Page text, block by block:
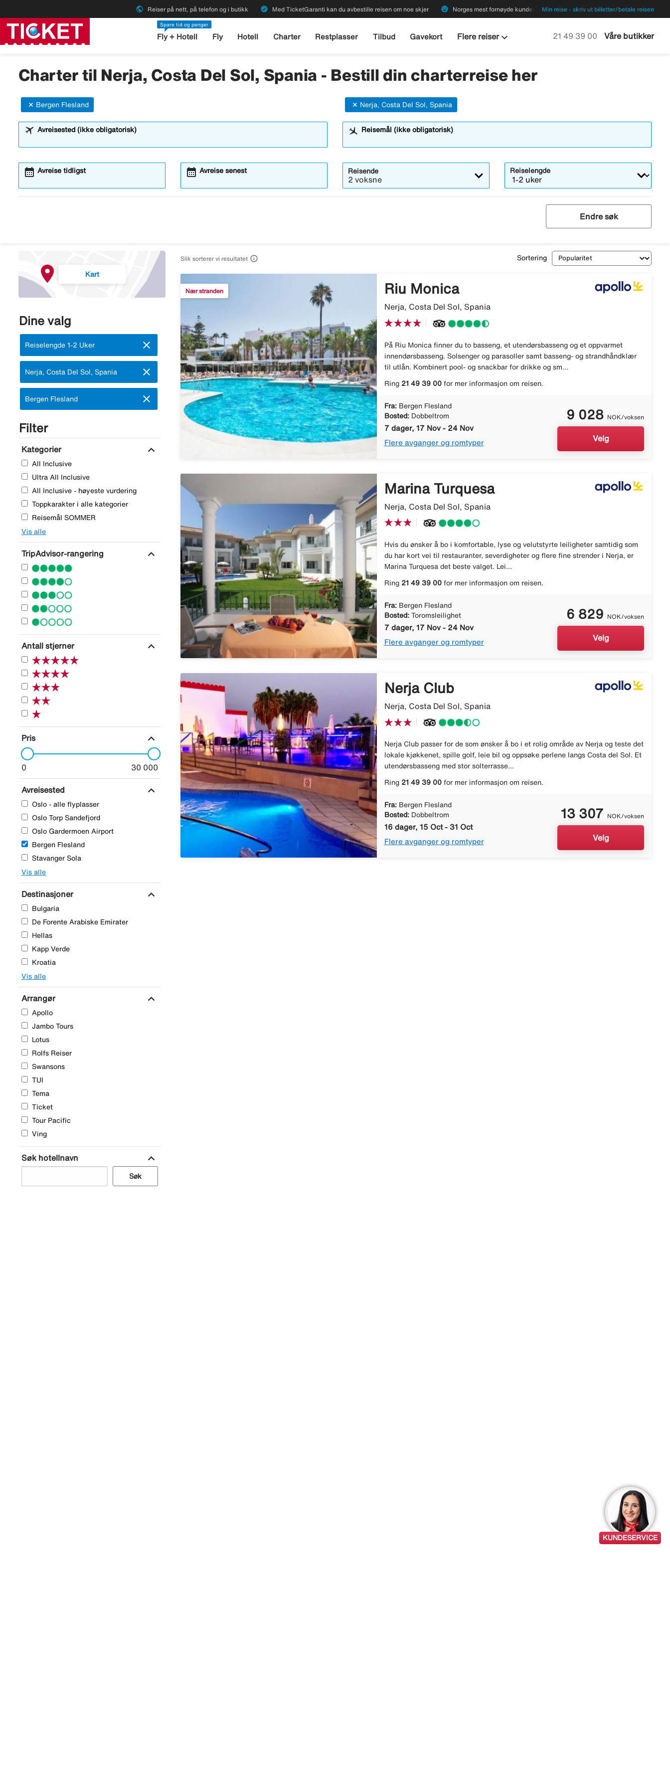
public Reiser på nett, på telefon og i butikk verified Med TicketGaranti kan du avbestille reisen om noe skjer emoji_emotions Norges mest fornøyde kunder Min reise - skriv ut billetter/betale reisen
Spare tid og penger
Fly + Hotell Fly Hotell Charter Restplasser Tilbud Gavekort Flere reiserkeyboard_arrow_down Ring oss på
21 49 39 00 Våre butikker
Charter til Nerja, Costa Del Sol, Spania - Bestill din charterreise her
Avreisested (ikke obligatorisk)
Bergen Flesland
Reisemål (ikke obligatorisk)
Nerja, Costa Del Sol, Spania
Avreise tidligst
calendar_month Avreise senest
calendar_month Reisende
2 voksne
Reiselengde
Endre søk
Kart
Dine valg
Fjern:
Reiselengde 1-2 Uker close
Fjern:
Nerja, Costa Del Sol, Spania close
Fjern:
Bergen Flesland close
Filter
Kategorier expand_more
All Inclusive
Ultra All Inclusive
All Inclusive - høyeste vurdering
Toppkarakter i alle kategorier
Reisemål SOMMER
Vis alle
TripAdvisor-rangering expand_more
Antall stjerner expand_more
Pris expand_more
0 30 000
Avreisested expand_more
Oslo - alle flyplasser
Oslo Torp Sandefjord
Oslo Gardermoen Airport
Bergen Flesland
Stavanger Sola
Vis alle
Destinasjoner expand_more
Bulgaria
De Forente Arabiske Emirater
Hellas
Kapp Verde
Kroatia
Vis alle
Arrangør expand_more
Apollo
Jambo Tours
Lotus
Rolfs Reiser
Swansons
TUI
Tema
Ticket
Tour Pacific
Ving
Søk hotellnavn expand_more
Søk
Slik sorterer vi resultatet  Sortering
Nær stranden Riu Monica
Nerja, Costa Del Sol, Spania
På Riu Monica finner du to basseng, et utendørsbasseng og et oppvarmet
innendørsbasseng. Solsenger og parasoller samt basseng- og strandhåndklær
til utlån. Kombinert pool- og snackbar for drikke og sm...
Ring 21 49 39 00for mer informasjon om reisen.
Fra: Bergen Flesland
Bosted: Dobbeltrom
7 dager, 17 Nov - 24 Nov
Flere avganger og romtyper
9 028 NOK/voksen
Velg
Marina Turquesa
Nerja, Costa Del Sol, Spania
Hvis du ønsker å bo i komfortable, lyse og velutstyrte leiligheter samtidig som
du har kort vei til restauranter, severdigheter og flere fine strender i Nerja, er
Marina Turquesa det beste valget. Lei...
Ring 21 49 39 00for mer informasjon om reisen.
Fra: Bergen Flesland
Bosted: Toromsleilighet
7 dager, 17 Nov - 24 Nov
Flere avganger og romtyper
6 829 NOK/voksen
Velg
Nerja Club
Nerja, Costa Del Sol, Spania
Nerja Club passer for de som ønsker å bo i et rolig område av Nerja og teste det
lokale kjøkkenet, spille golf, leie bil og oppsøke perlene langs Costa del Sol. Et
utendørsbasseng med stor solterrasse...
Ring 21 49 39 00for mer informasjon om reisen.
Fra: Bergen Flesland
Bosted: Dobbeltrom
16 dager, 15 Oct - 31 Oct
Flere avganger og romtyper
13 307 NOK/voksen
Velg
KUNDESERVICE